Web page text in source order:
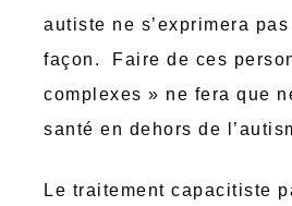
autiste ne s’exprimera
façon. Faire de ces
complexes » ne fera que
santé en dehors de
Le traitement capacitiste